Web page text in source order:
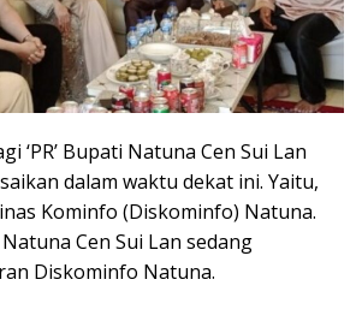
‘PR’ Bupati Natuna Cen Sui Lan
dalam waktu dekat ini. Yaitu,
Kominfo (Diskominfo) Natuna.
Cen Sui Lan sedang
Diskominfo Natuna.